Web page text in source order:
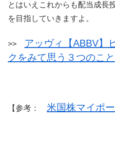
とはいえこれからも配当成長
を目指していきますよ。
>>
アッヴィ【ABBV】
クをみて思う３つのこと
【参考： 米国株マイポ